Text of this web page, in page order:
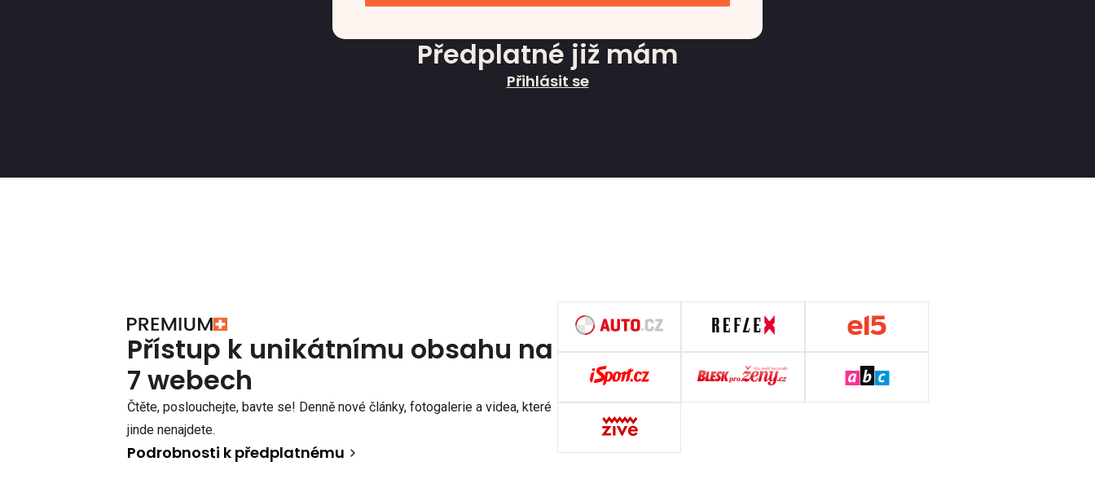
Předplatné již mám
Přihlásit se
Přístup k unikátnímu obsahu na
7 webech
Čtěte, poslouchejte, bavte se! Denně nové články, fotogalerie a videa, které
jinde nenajdete.
Podrobnosti k předplatnému